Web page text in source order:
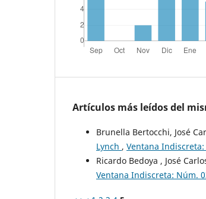
Artículos más leídos del
Brunella Bertocchi, José
Lynch , Ventana
Ricardo Bedoya , José
Ventana Indiscreta: Núm.